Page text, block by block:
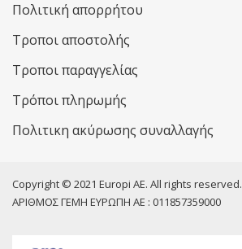
Πολιτική απορρήτου
Τροποι αποστολής
Τροποι παραγγελίας
Τρόποι πληρωμής
Πολιτικη ακύρωσης συναλλαγής
Copyright © 2021 Europi AE. All rights reserved.
ΑΡΙΘΜΟΣ ΓΕΜΗ ΕΥΡΩΠΗ ΑΕ : 011857359000